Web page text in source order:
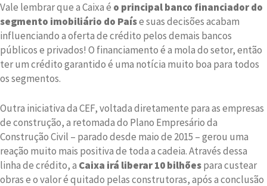
Vale lembrar que a Caixa é o principal banco financiador do
segmento imobiliário do Paíse suas decisões acabam
influenciando a oferta de crédito pelos demais bancos
públicos e privados! O financiamento é a mola do setor, então
ter um crédito garantido é uma notícia muito boa para todos
os segmentos.
Outra iniciativa da CEF, voltada diretamente para as empresas
de construção, a retomada do Plano Empresário da
Construção Civil – parado desde maio de 2015 – gerou uma
reação muito mais positiva de toda a cadeia. Através dessa
linha de crédito, a Caixa irá liberar 10 bilhõespara custear
obras e o valor é quitado pelas construtoras, após a conclusão